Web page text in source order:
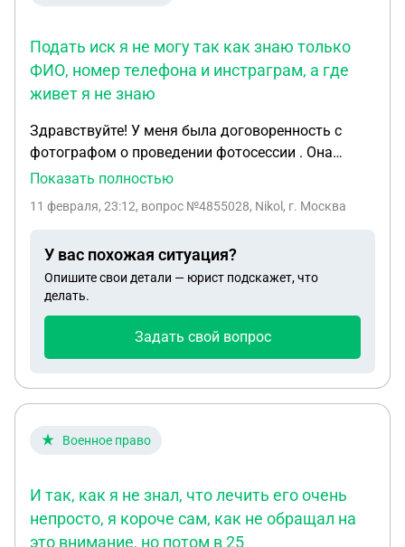
Подать иск я не могу так как знаю только
ФИО, номер телефона и инстраграм, а где
живет я не знаю
Здравствуйте! У меня была договоренность с
фотографом о проведении фотосессии . Она
попросила заранее скинуть ей деньги на разные
сложности 21.900. В день фотосессии она просто
однако не возвращает . У меня есть все чеки и
переписки. Что делать в такой ситуации? Подать
иск я не могу так как знаю только ФИО , номер
Что делать? Куда обращаться ?
Показать полностью
11 февраля, 23:12, вопрос №4855028, Nikol, г. Москва
У вас похожая ситуация?
Опишите свои детали — юрист подскажет, что
делать.
Задать свой вопрос
Военное право
И так, как я не знал, что лечить его очень
непросто, я короче сам, как не обращал на
это внимание, но потом в 25